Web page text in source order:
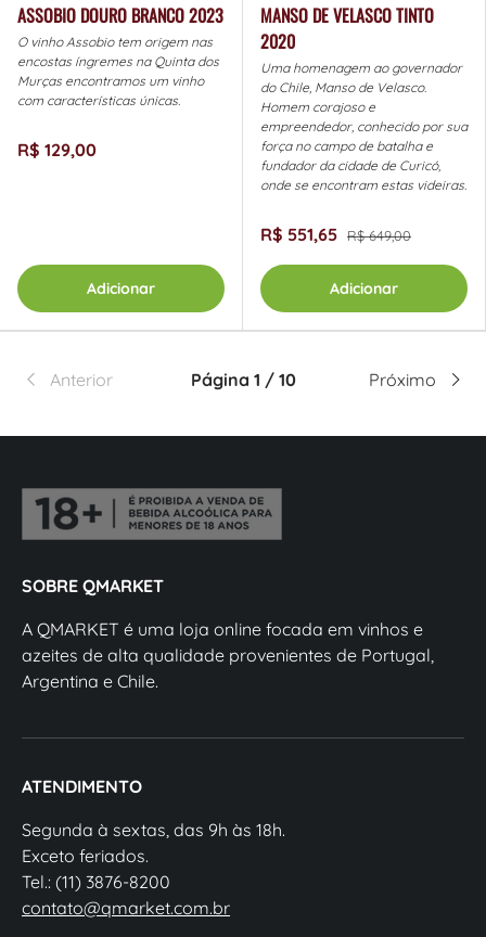
ASSOBIO DOURO BRANCO 2023
O vinho Assobio tem origem nas
encostas íngremes na Quinta dos
Murças encontramos um vinho
com características únicas.
R$ 129,00
Adicionar
MANSO DE VELASCO TINTO
2020
Uma homenagem ao governador
do Chile, Manso de Velasco.
Homem corajoso e
empreendedor, conhecido por sua
força no campo de batalha e
fundador da cidade de Curicó,
onde se encontram estas videiras.
R$ 551,65 R$ 649,00
Adicionar
Anterior Página 1 / 10 Próximo
SOBRE QMARKET
A QMARKET é uma loja online focada em vinhos e
azeites de alta qualidade provenientes de Portugal,
Argentina e Chile.
ATENDIMENTO
Segunda à sextas, das 9h às 18h.
Exceto feriados.
Tel.: (11) 3876-8200
contato@qmarket.com.br